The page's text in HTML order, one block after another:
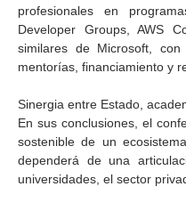
profesionales en
Developer Groups, AWS
similares de Microsoft,
mentorías, financiamiento y
Sinergia entre Estado,
En sus conclusiones, el
sostenible de un
dependerá de una
universidades, el sector